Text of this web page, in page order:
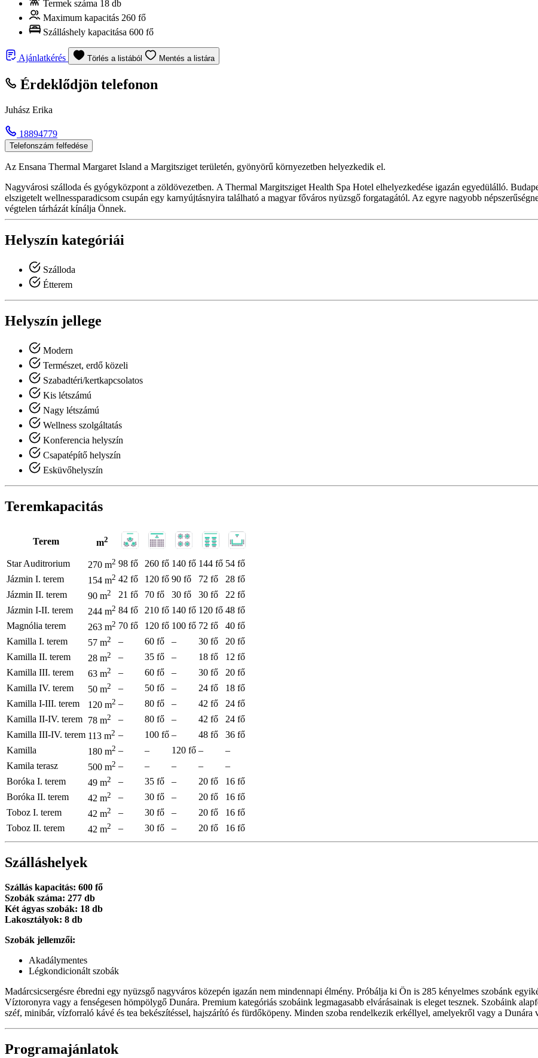
Termek száma 18 db
Maximum kapacitás 260 fő
Szálláshely kapacitása 600 fő
Ajánlatkérés Törlés a listából Mentés a listára
Érdeklődjön telefonon
Juhász Erika
18894779
Telefonszám felfedése
Az Ensana Thermal Margaret Island a Margitsziget területén, gyönyörű környezetben helyezkedik el.
Nagyvárosi szálloda és gyógyközpont a zöldövezetben. A Thermal Margitsziget Health Spa Hotel elhelyezkedése igazán egyedülálló.
elszigetelt wellnessparadicsom csupán egy karnyújtásnyira található a magyar főváros nyüzsgő forgatagától. Az egyre nagyobb
végtelen tárházát kínálja Önnek.
Helyszín kategóriái
Szálloda
Étterem
Helyszín jellege
Modern
Természet, erdő közeli
Szabadtéri/kertkapcsolatos
Kis létszámú
Nagy létszámú
Wellness szolgáltatás
Konferencia helyszín
Csapatépítő helyszín
Esküvőhelyszín
Teremkapacitás
Terem m2
Star Auditrorium 270 m2 98 fő 260 fő 140 fő 144 fő 54 fő
Jázmin I. terem
154 m2 42 fő 120 fő 90 fő 72 fő
28 fő
Jázmin II. terem
90 m2 21 fő 70 fő 30 fő 30 fő
22 fő
Jázmin I-II. terem
244 m2 84 fő 210 fő 140 fő 120 fő 48 fő
Magnólia terem
263 m2 70 fő 120 fő 100 fő 72 fő
40 fő
Kamilla I. terem
57 m2 – 60 fő – 30 fő
20 fő
Kamilla II. terem
28 m2 – 35 fő – 18 fő
12 fő
Kamilla III. terem
63 m2 – 60 fő – 30 fő
20 fő
Kamilla IV. terem
50 m2 – 50 fő – 24 fő
18 fő
Kamilla I-III. terem
120 m2 – 80 fő – 42 fő
24 fő
Kamilla II-IV. terem 78 m2 – 80 fő – 42 fő
24 fő
Kamilla III-IV. terem 113 m2 – 100 fő – 48 fő
36 fő
Kamilla
180 m2 – – 120 fő –
–
Kamila terasz
500 m2 – – – –
–
Boróka I. terem
49 m2 – 35 fő – 20 fő
16 fő
Boróka II. terem
42 m2 – 30 fő – 20 fő
16 fő
Toboz I. terem
42 m2 – 30 fő – 20 fő
16 fő
Toboz II. terem
42 m2 – 30 fő – 20 fő 16 fő
Szálláshelyek
Szállás kapacitás: 600 fő
Szobák száma: 277 db
Két ágyas szobák: 18 db
Lakosztályok: 8 db
Szobák jellemzői:
Akadálymentes
Légkondicionált szobák
Madárcsicsergésre ébredni egy nyüzsgő nagyváros közepén igazán nem mindennapi élmény. Próbálja ki Ön is 285 kényelmes szobánk
Víztoronyra vagy a fenségesen hömpölygő Dunára. Premium kategóriás szobáink legmagasabb elvárásainak is eleget tesznek. Szobáink
széf, minibár, vízforraló kávé és tea bekészítéssel, hajszárító és fürdőköpeny. Minden szoba rendelkezik erkéllyel, amelyekről vagy a
Programajánlatok